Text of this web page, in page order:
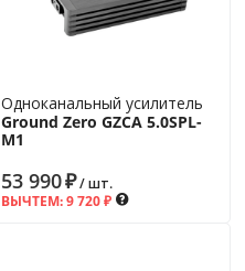
Одноканальный усилитель
Ground Zero GZCA 5.0SPL-
M1
53 990₽/ шт.
ВЫЧТЕМ:9 720₽